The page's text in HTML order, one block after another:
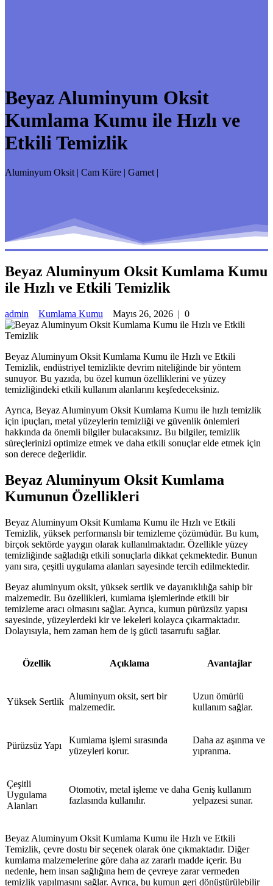
Beyaz Aluminyum Oksit
Kumlama Kumu ile Hızlı ve
Etkili Temizlik
Aluminyum Oksit | Cam Küre | Garnet |
Beyaz Aluminyum Oksit Kumlama Kumu
ile Hızlı ve Etkili Temizlik
admin Kumlama Kumu Mayıs 26, 2026 | 0
Beyaz Aluminyum Oksit Kumlama Kumu ile Hızlı ve Etkili
Temizlik, endüstriyel temizlikte devrim niteliğinde bir yöntem
sunuyor. Bu yazıda, bu özel kumun özelliklerini ve yüzey
temizliğindeki etkili kullanım alanlarını keşfedeceksiniz.
Ayrıca, Beyaz Aluminyum Oksit Kumlama Kumu ile hızlı temizlik
için ipuçları, metal yüzeylerin temizliği ve güvenlik önlemleri
hakkında da önemli bilgiler bulacaksınız. Bu bilgiler, temizlik
süreçlerinizi optimize etmek ve daha etkili sonuçlar elde etmek için
son derece değerlidir.
Beyaz Aluminyum Oksit Kumlama
Kumunun Özellikleri
Beyaz Aluminyum Oksit Kumlama Kumu ile Hızlı ve Etkili
Temizlik, yüksek performanslı bir temizleme çözümüdür. Bu kum,
birçok sektörde yaygın olarak kullanılmaktadır. Özellikle yüzey
temizliğinde sağladığı etkili sonuçlarla dikkat çekmektedir. Bunun
yanı sıra, çeşitli uygulama alanları sayesinde tercih edilmektedir.
Beyaz aluminyum oksit, yüksek sertlik ve dayanıklılığa sahip bir
malzemedir. Bu özellikleri, kumlama işlemlerinde etkili bir
temizleme aracı olmasını sağlar. Ayrıca, kumun pürüzsüz yapısı
sayesinde, yüzeylerdeki kir ve lekeleri kolayca çıkarmaktadır.
Dolayısıyla, hem zaman hem de iş gücü tasarrufu sağlar.
Özellik Açıklama Avantajlar
Yüksek Sertlik
Aluminyum oksit, sert bir
malzemedir.
Uzun ömürlü
kullanım sağlar.
Pürüzsüz Yapı
Kumlama işlemi sırasında
yüzeyleri korur.
Daha az aşınma ve
yıpranma.
Çeşitli
Uygulama
Alanları
Otomotiv, metal işleme ve daha
fazlasında kullanılır.
Geniş kullanım
yelpazesi sunar.
Beyaz Aluminyum Oksit Kumlama Kumu ile Hızlı ve Etkili
Temizlik, çevre dostu bir seçenek olarak öne çıkmaktadır. Diğer
kumlama malzemelerine göre daha az zararlı madde içerir. Bu
nedenle, hem insan sağlığına hem de çevreye zarar vermeden
temizlik yapılmasını sağlar. Ayrıca, bu kumun geri dönüştürülebilir